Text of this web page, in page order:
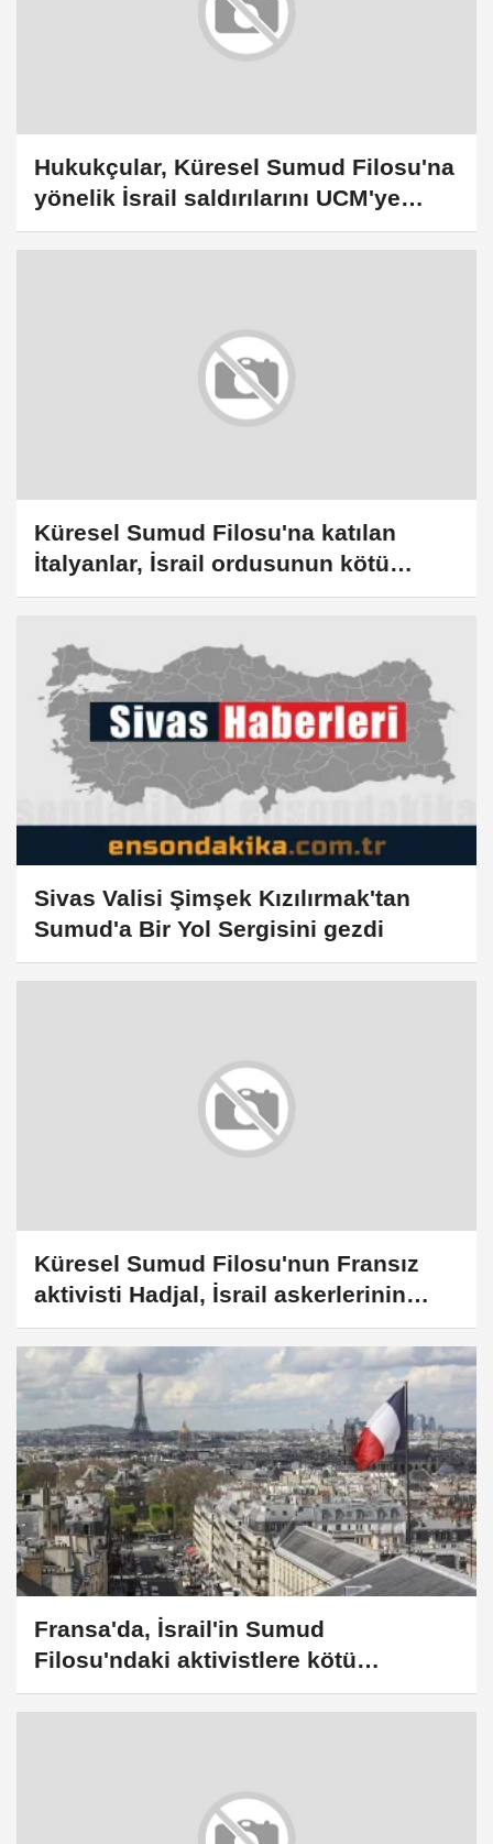
Hukukçular, Küresel Sumud Filosu'na
yönelik İsrail saldırılarını UCM'ye
taşıdı
Küresel Sumud Filosu'na katılan
İtalyanlar, İsrail ordusunun kötü
muamelesini anlattı
Sivas Valisi Şimşek Kızılırmak'tan
Sumud'a Bir Yol Sergisini gezdi
Küresel Sumud Filosu'nun Fransız
aktivisti Hadjal, İsrail askerlerinin
cinsel saldırısını anlattı:
Fransa'da, İsrail'in Sumud
Filosu'ndaki aktivistlere kötü
muamelesine ilişkin soruşturma